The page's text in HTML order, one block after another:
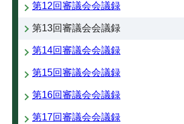
第12回審議会会議録
第13回審議会会議録
第14回審議会会議録
第15回審議会会議録
第16回審議会会議録
第17回審議会会議録